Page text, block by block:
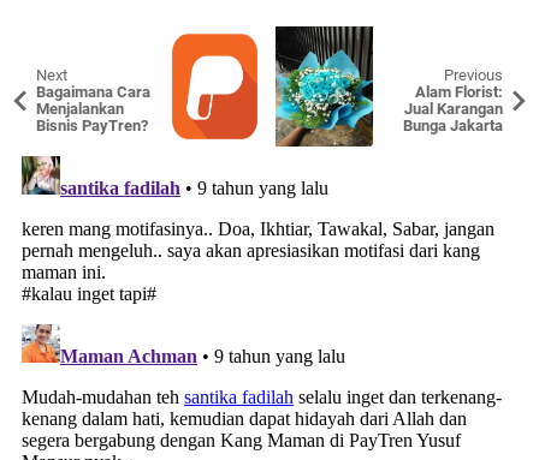
Next
Bagaimana Cara
Menjalankan
Bisnis PayTren?
Previous
Alam Florist:
Jual Karangan
Bunga Jakarta